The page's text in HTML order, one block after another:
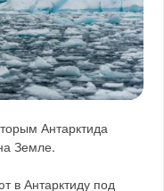
Антарктида
Земле.
в Антарктиду под